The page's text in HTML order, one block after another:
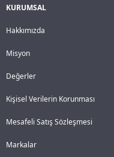
KURUMSAL
Hakkımızda
Misyon
Değerler
Kişisel Verilerin Korunması
Mesafeli Satış Sözleşmesi
Markalar